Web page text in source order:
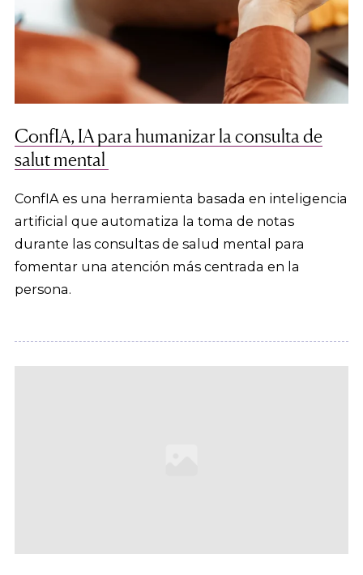
ConfIA, IA para humanizar la consulta de
salut mental
ConfIA es una herramienta basada en inteligencia
artificial que automatiza la toma de notas
durante las consultas de salud mental para
fomentar una atención más centrada en la
persona.